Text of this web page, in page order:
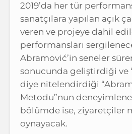
2019’da her tür
sanatçılara yapılan açık
veren ve projeye dahil
performansları
Abramović’in seneler
sonucunda geliştirdiği ve
diye nitelendirdiği
Metodu”nun
bölümde ise, ziyaretçiler
oynayacak.